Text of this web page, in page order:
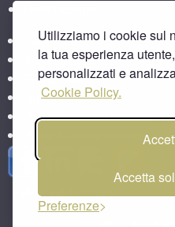
Utilizziamo i cookie sul
la tua esperienza
personalizzati e
Cookie Policy.
Accetta
Preferenze
RetePisa
ReteLucca
ReteLivorno
bitbar
Agriturismo e Toscana
Area Aziende Italiane
Privacy & Cookies